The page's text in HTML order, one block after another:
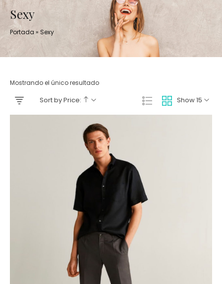
Sexy
Portada » Sexy
Mostrando el único resultado
Show 15
Sort by Price: